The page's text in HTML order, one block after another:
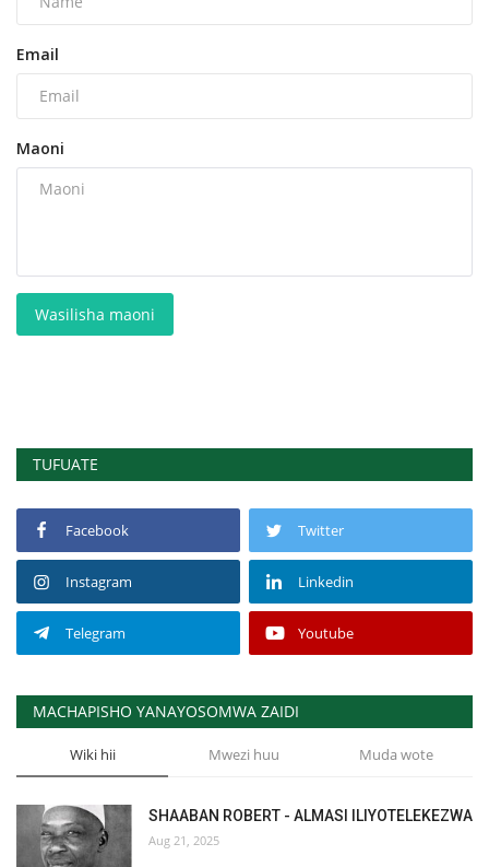
Email
Maoni
Wasilisha maoni
TUFUATE
Facebook Twitter
Instagram Linkedin
Telegram Youtube
MACHAPISHO YANAYOSOMWA ZAIDI
Wiki hii Mwezi huu Muda wote
SHAABAN ROBERT - ALMASI ILIYOTELEKEZWA
Aug 21, 2025